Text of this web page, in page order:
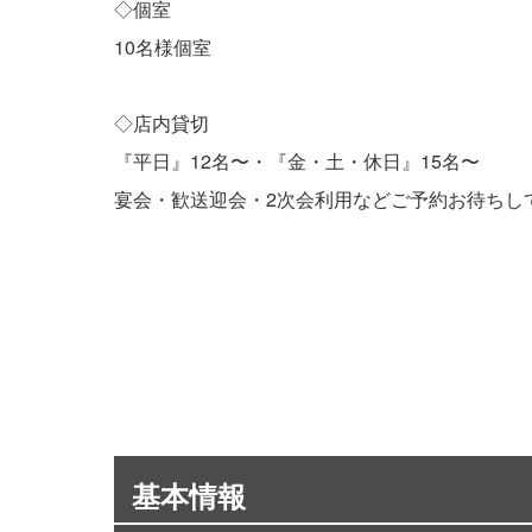
◇個室
10名様個室
◇店内貸切
『平日』12名〜・『金・土・休日』15名〜
宴会・歓送迎会・2次会利用などご予約お待ちし
基本情報